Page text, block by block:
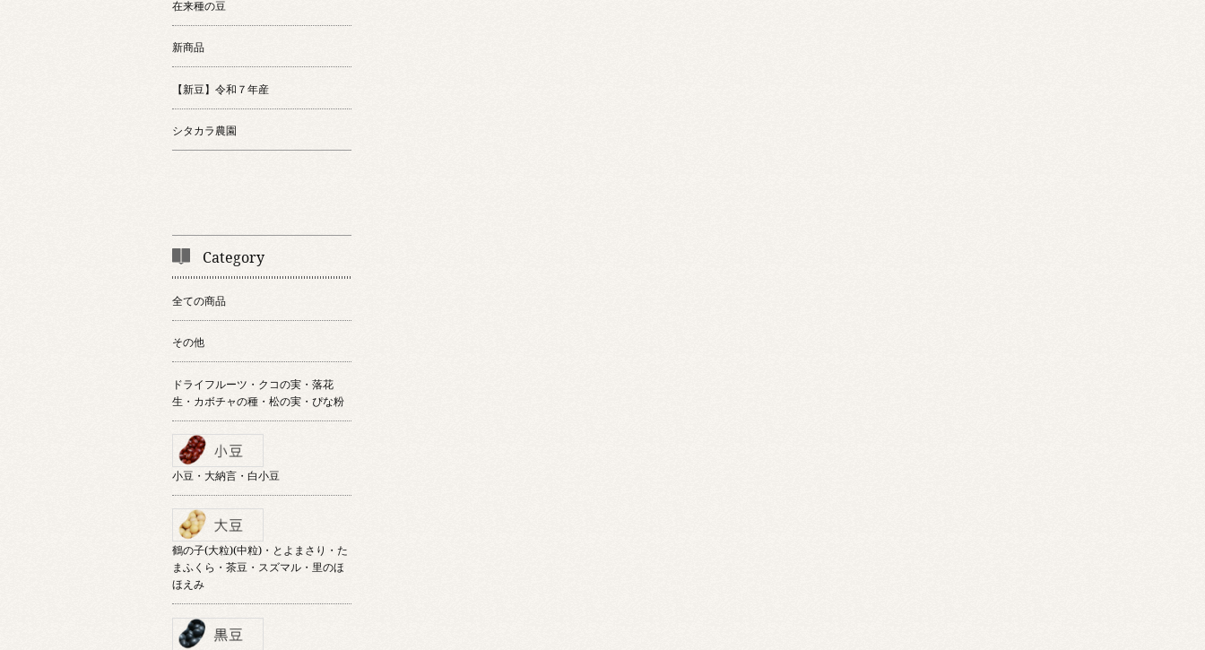
在来種の豆
新商品
【新豆】令和７年産
シタカラ農園
Category
全ての商品
その他
ドライフルーツ・クコの実・落花
生・カボチャの種・松の実・ぴな粉
小豆・大納言・白小豆
鶴の子(大粒)(中粒)・とよまさり・た
まふくら・茶豆・スズマル・里のほ
ほえみ